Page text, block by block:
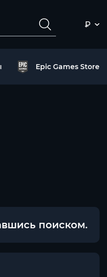
₽
Epic Games Store
поиском.